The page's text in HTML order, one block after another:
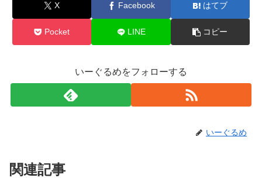
X Facebook はてブ
Pocket LINE コピー
いーぐるめをフォローする
いーぐるめ
関連記事